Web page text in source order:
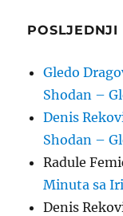
POSLJEDNJI
Gledo
Shodan –
Denis
Shodan –
Radule
Minuta sa
Denis